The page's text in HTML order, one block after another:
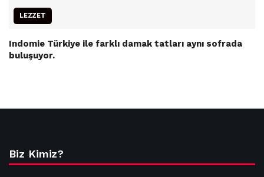
LEZZET
Indomie Türkiye ile farklı damak tatları aynı sofrada
buluşuyor.
Biz Kimiz?